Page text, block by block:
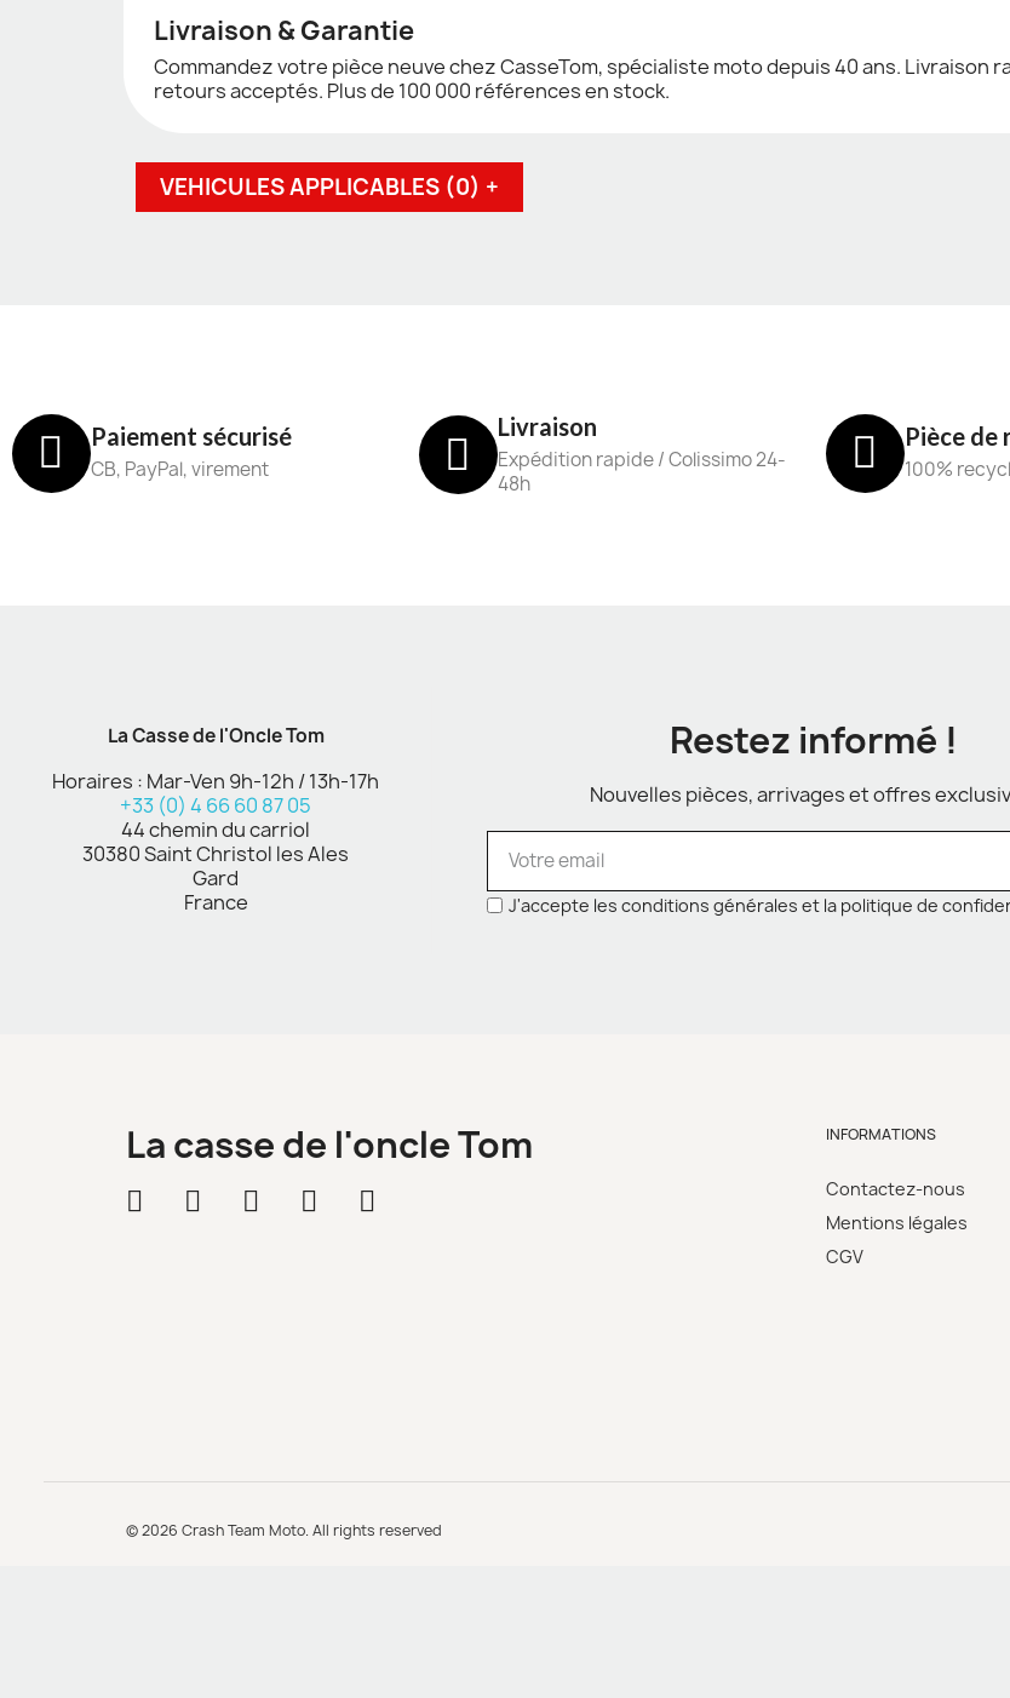
Livraison & Garantie
Commandez votre pièce neuve chez CasseTom, spécialiste moto depuis 40 ans. Livraison
retours acceptés. Plus de 100 000 références en stock.
VEHICULES APPLICABLES (0) +
Paiement sécurisé
CB, PayPal, virement
Livraison
Expédition rapide / Colissimo 24-
48h
Pièce de
100%
La Casse de l'Oncle Tom
Horaires : Mar-Ven 9h-12h / 13h-17h
+33 (0) 4 66 60 87 05
44 chemin du carriol
30380 Saint Christol les Ales
Gard
France
Restez informé !
Nouvelles pièces, arrivages et offres
J'accepte les conditions générales et la politique de
La casse de l'oncle Tom INFORMATIONS
Contactez-nous
Mentions légales
CGV
© 2026 Crash Team Moto. All rights reserved